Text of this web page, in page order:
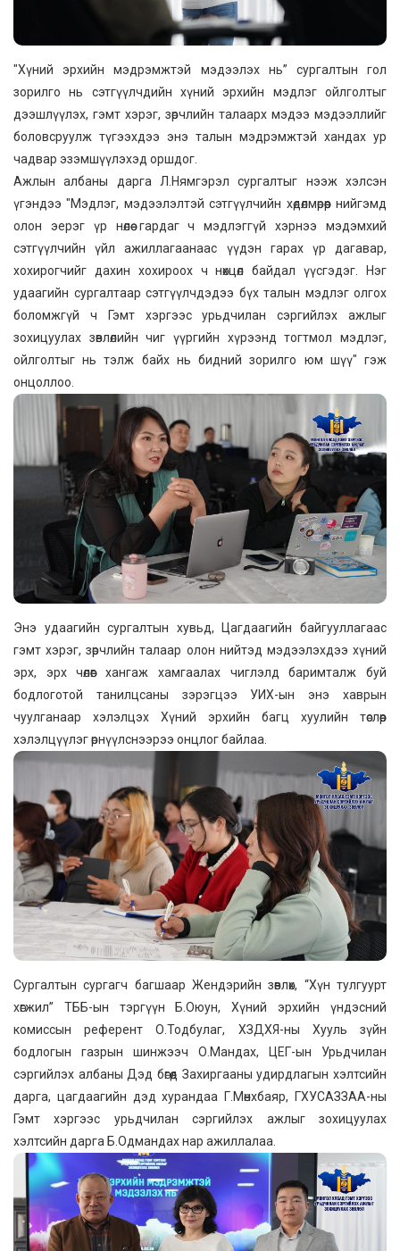
"Хүний эрхийн мэдрэмжтэй мэдээлэх нь” сургалтын гол
зорилго нь сэтгүүлчдийн хүний эрхийн мэдлэг ойлголтыг
дээшлүүлэх, гэмт хэрэг, зөрчлийн талаарх мэдээ мэдээллийг
боловсруулж түгээхдээ энэ талын мэдрэмжтэй хандах ур
чадвар эзэмшүүлэхэд оршдог.
Ажлын албаны дарга Л.Нямгэрэл сургалтыг нээж хэлсэн
үгэндээ "Мэдлэг, мэдээлэлтэй сэтгүүлчийн хөдөлмөрөөр нийгэмд
олон эерэг үр нөлөө гардаг ч мэдлэггүй хэрнээ мэдэмхий
сэтгүүлчийн үйл ажиллагаанаас үүдэн гарах үр дагавар,
хохирогчийг дахин хохироох ч нөхцөл байдал үүсгэдэг. Нэг
удаагийн сургалтаар сэтгүүлчдэдээ бүх талын мэдлэг олгох
боломжгүй ч Гэмт хэргээс урьдчилан сэргийлэх ажлыг
зохицуулах зөвлөлийн чиг үүргийн хүрээнд тогтмол мэдлэг,
ойлголтыг нь тэлж байх нь бидний зорилго юм шүү" гэж
онцоллоо.
Энэ удаагийн сургалтын хувьд, Цагдаагийн байгууллагаас
гэмт хэрэг, зөрчлийн талаар олон нийтэд мэдээлэхдээ хүний
эрх, эрх чөлөөг хангаж хамгаалах чиглэлд баримталж буй
бодлоготой танилцсаны зэрэгцээ УИХ-ын энэ хаврын
чуулганаар хэлэлцэх Хүний эрхийн багц хуулийн төслөөр
хэлэлцүүлэг өрнүүлснээрээ онцлог байлаа.
Сургалтын сургагч багшаар Жендэрийн зөвлөх, “Хүн тулгуурт
хөгжил” ТББ-ын тэргүүн Б.Оюун, Хүний эрхийн үндэсний
комиссын референт О.Тодбулаг, ХЗДХЯ-ны Хууль зүйн
бодлогын газрын шинжээч О.Мандах, ЦЕГ-ын Урьдчилан
сэргийлэх албаны Дэд бөгөөд Захиргааны удирдлагын хэлтсийн
дарга, цагдаагийн дэд хурандаа Г.Мөнхбаяр, ГХУСАЗЗАА-ны
Гэмт хэргээс урьдчилан сэргийлэх ажлыг зохицуулах
хэлтсийн дарга Б.Одмандах нар ажиллалаа.